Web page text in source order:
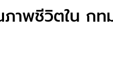
าพชีวิตใน กท